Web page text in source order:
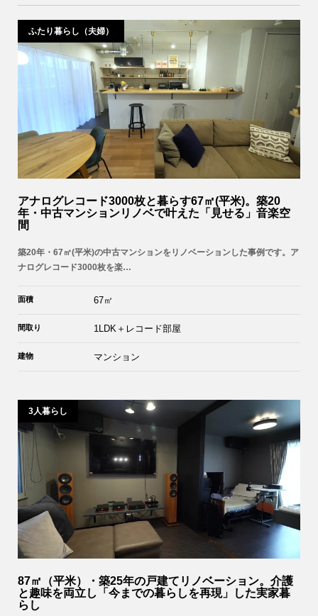
ふたり暮らし（夫婦）
アナログレコード3000枚と暮らす67㎡(平米)。築20
年・中古マンションリノベで叶えた「見せる」音楽空
間
築20年・67㎡(平米)の中古マンションをリノベーションした事例です。ア
ナログレコード3000枚を楽…
面積 67㎡
間取り 1LDK＋レコード部屋
建物 マンション
3人暮らし
87㎡（平米）・築25年の戸建てリノベーション。介護
と趣味を両立し「今までの暮らしを再現」した実家暮
らし